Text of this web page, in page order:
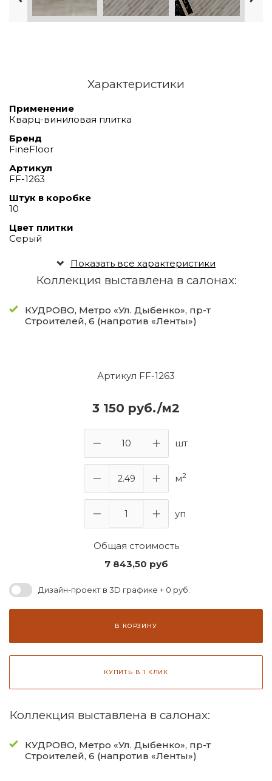
Артикул FF-1263
3 150 руб./м2
шт
м2
уп
Общая стоимость
7 843,50 руб
Дизайн-проект в 3D графике + 0 руб.
В КОРЗИНУ
КУПИТЬ В 1 КЛИК
Коллекция выставлена в салонах:
КУДРОВО, Метро «Ул. Дыбенко», пр-т
Строителей, 6 (напротив «Ленты»)
Характеристики
Применение
Кварц-виниловая плитка
Бренд
FineFloor
Артикул
FF-1263
Штук в коробке
10
Цвет плитки
Серый
Показать все характеристики
Коллекция выставлена в салонах:
КУДРОВО, Метро «Ул. Дыбенко», пр-т
Строителей, 6 (напротив «Ленты»)